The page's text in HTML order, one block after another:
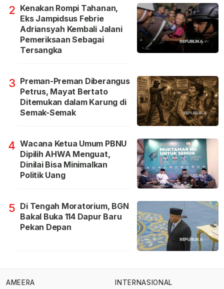
2 Kenakan Rompi Tahanan,
Eks Jampidsus Febrie
Adriansyah Kembali Jalani
Pemeriksaan Sebagai
Tersangka
3 Preman-Preman Diberangus
Petrus, Mayat Bertato
Ditemukan dalam Karung di
Semak-Semak
4 Wacana Ketua Umum PBNU
Dipilih AHWA Menguat,
Dinilai Bisa Minimalkan
Politik Uang
5 Di Tengah Moratorium, BGN
Bakal Buka 114 Dapur Baru
Pekan Depan
AMEERA INTERNASIONAL